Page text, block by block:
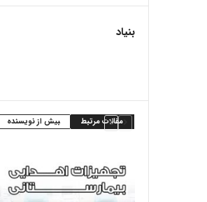
بنیاد
مقالات مرتبط بیش از نویسنده